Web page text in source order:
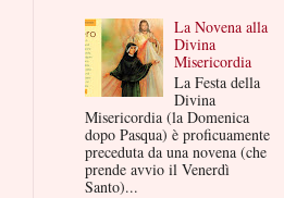
La Novena alla
Divina
Misericordia
La Festa della
Divina
Misericordia (la Domenica
dopo Pasqua) è proficuamente
preceduta da una novena (che
prende avvio il Venerdì
Santo)...